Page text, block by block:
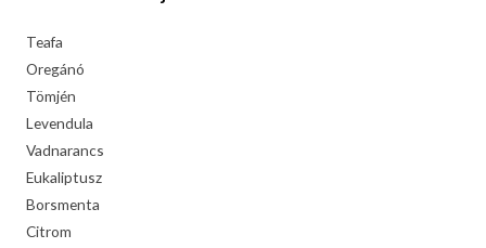
Teafa
Oregánó
Tömjén
Levendula
Vadnarancs
Eukaliptusz
Borsmenta
Citrom